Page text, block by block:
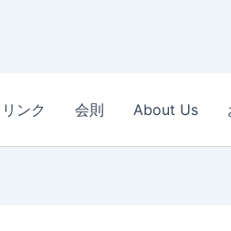
リンク 会則 About Us